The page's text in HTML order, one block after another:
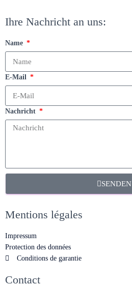
Ihre Nachricht an uns:
Name
E-Mail
Nachricht
SENDEN
Mentions légales
Impressum
Protection des données
Conditions de garantie
Contact